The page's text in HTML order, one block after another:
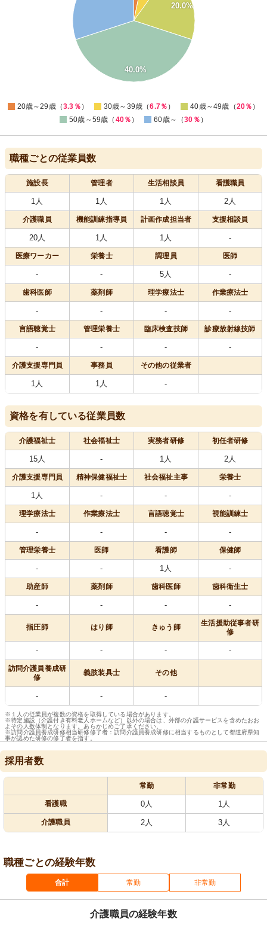
20.0%
40.0%
20歳～29歳（3.3％ ） 30歳～39歳（6.7％ ） 40歳～49歳（20％ ）
50歳～59歳（ 40％ ） 60歳～（30％ ）
職種ごとの従業員数
施設長 管理者 生活相談員 看護職員
1人 1人 1人 2人
介護職員 機能訓練指導員 計画作成担当者 支援相談員
20人 1人 1人 -
医療ワーカー 栄養士 調理員 医師
- - 5人 -
歯科医師 薬剤師 理学療法士 作業療法士
- - - -
言語聴覚士 管理栄養士 臨床検査技師 診療放射線技師
- - - -
介護支援専門員 事務員 その他の従業者
1人 1人 -
資格を有している従業員数
介護福祉士 社会福祉士 実務者研修 初任者研修
15人 - 1人 2人
介護支援専門員 精神保健福祉士 社会福祉主事 栄養士
1人 - - -
理学療法士 作業療法士 言語聴覚士 視能訓練士
- - - -
管理栄養士 医師 看護師 保健師
- - 1人 -
助産師 薬剤師 歯科医師 歯科衛生士
- - - -
指圧師 はり師 きゅう師
生活援助従事者研
修
- - - -
訪問介護員養成研
修
義肢装具士 その他
- - -
※１人の従業員が複数の資格を取得している場合があります。
※特定施設（介護付き有料老人ホームなど）以外の場合は、外部の介護サービスを含めたおお
よその人数体制となります。あらかじめご了承ください。
※訪問介護員養成研修相当研修修了者：訪問介護員養成研修に相当するものとして都道府県知
事が認めた研修の修了者を指す。
採用者数
常勤 非常勤
看護職 0人 1人
介護職員 2人 3人
職種ごとの経験年数
合計 常勤 非常勤
介護職員の経験年数